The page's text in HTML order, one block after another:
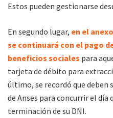
Estos pueden gestionarse
En segundo lugar, en el
se continuará con el pago
beneficios sociales para
tarjeta de débito para
último, se recordó que deben
de Anses para concurrir el día
terminación de su DNI.